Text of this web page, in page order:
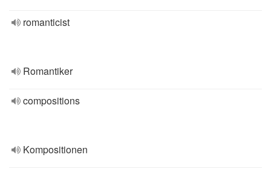
romanticist
Romantiker
compositions
Kompositionen